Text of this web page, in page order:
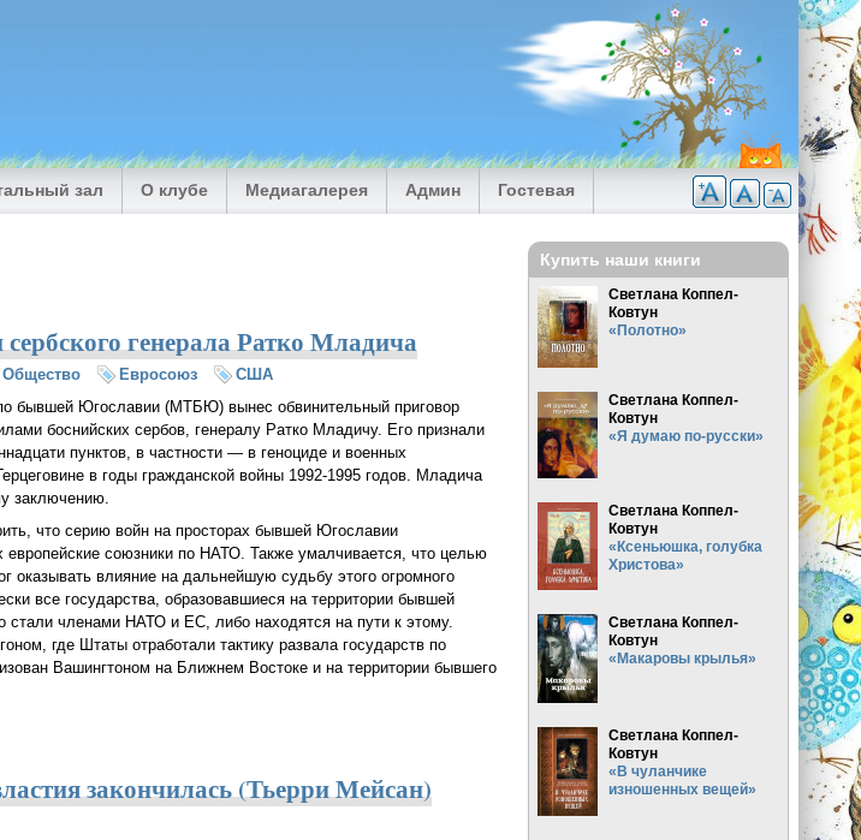
зал О клубе Медиагалерея Админ Гостевая
генерала Ратко Младича
Общество Евросоюз
США
бывшей Югославии (МТБЮ) вынес обвинительный приговор
боснийских сербов, генералу Ратко Младичу. Его признали
пунктов, в частности — в геноциде и военных
в годы гражданской войны 1992-1995 годов. Младича
заключению.
что серию войн на просторах бывшей Югославии
европейские союзники по НАТО. Также умалчивается, что целью
оказывать влияние на дальнейшую судьбу этого огромного
все государства, образовавшиеся на территории бывшей
членами НАТО и ЕС, либо находятся на пути к этому.
где Штаты отработали тактику развала государств по
Вашингтоном на Ближнем Востоке и на территории бывшего
генерала Ратко Младича
закончилась (Тьерри Мейсан)
Купить наши книги
Светлана Коппел-
Ковтун
«Полотно»
Светлана Коппел-
Ковтун
«Я думаю по-русски»
Светлана Коппел-
Ковтун
«Ксеньюшка, голубка
Христова»
Светлана Коппел-
Ковтун
«Макаровы крылья»
Светлана Коппел-
Ковтун
«В чуланчике
изношенных вещей»